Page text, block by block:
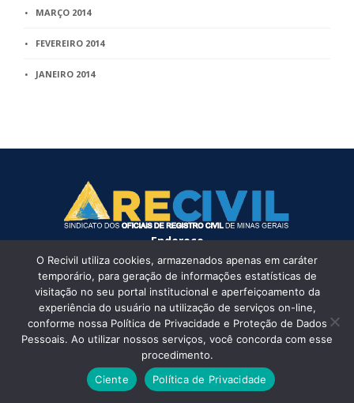
MARÇO 2014
FEVEREIRO 2014
JANEIRO 2014
Endereço
Rua Timbiras, 2318, Lourdes Belo Horizonte – MG. Cep:
30140-069
Telefone
(31) 2129-6000
Deixe sua mensagem
O Recivil utiliza cookies, armazenados apenas em caráter
temporário, para geração de informações estatísticas de
visitação no seu portal institucional e aperfeiçoamento da
experiência do usuário na utilização de serviços on-line,
conforme nossa Política de Privacidade e Proteção de Dados
Pessoais. Ao utilizar nossos serviços, você concorda com esse
procedimento.
Ciente
Política de Privacidade